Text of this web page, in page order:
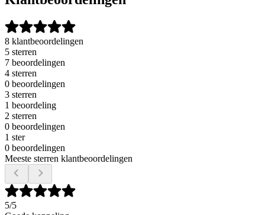
8 klantbeoordelingen
5 sterren
7 beoordelingen
4 sterren
0 beoordelingen
3 sterren
1 beoordeling
2 sterren
0 beoordelingen
1 ster
0 beoordelingen
Meeste sterren klantbeoordelingen
5/5